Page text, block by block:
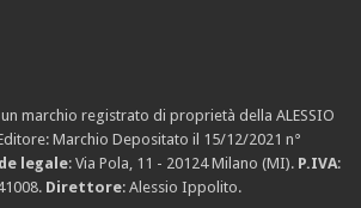
marchio registrato di proprietà della ALESSIO
Marchio Depositato il 15/12/2021 n°
legale: Via Pola, 11 - 20124 Milano (MI). P.IVA:
Direttore: Alessio Ippolito.